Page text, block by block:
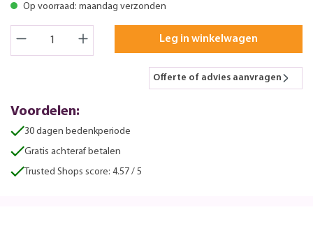
Op voorraad: maandag verzonden
Leg in winkelwagen
Offerte of advies aanvragen
Voordelen:
30 dagen bedenkperiode
Gratis achteraf betalen
Trusted Shops score: 4.57 / 5